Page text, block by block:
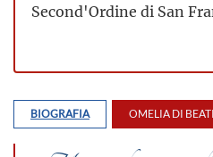
Second'Ordine di San
BIOGRAFIA OMELIA DI